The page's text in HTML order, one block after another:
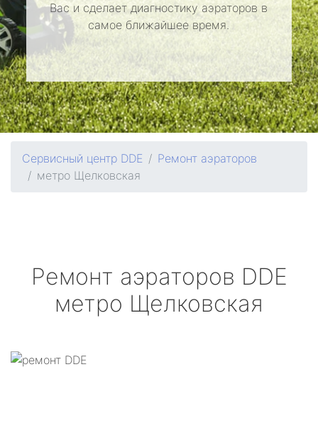
Вас и сделает диагностику аэраторов в
самое ближайшее время.
Сервисный центр DDE
Ремонт аэраторов
метро Щелковская
Ремонт аэраторов DDE
метро Щелковская